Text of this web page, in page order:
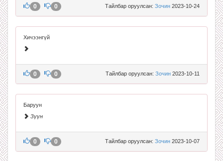
Тайлбар оруулсан: Зочин 2023-10-24
0 0
Хичээнгүй
Тайлбар оруулсан: Зочин 2023-10-11
0 0
Баруун
Зүүн
Тайлбар оруулсан: Зочин 2023-10-07
0 0